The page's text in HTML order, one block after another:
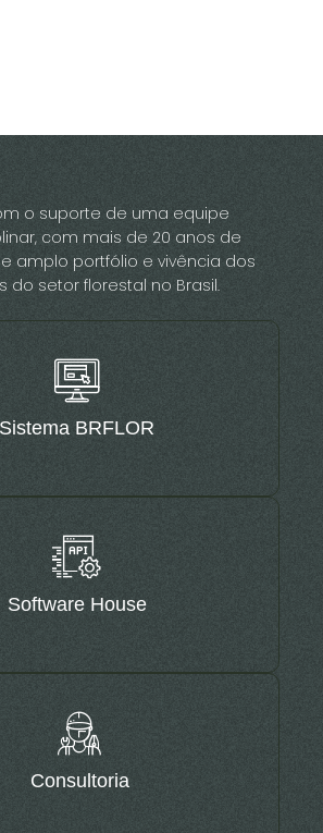
o suporte de uma equipe
com mais de 20 anos de
amplo portfólio e vivência dos
do setor florestal no Brasil.
Sistema BRFLOR
Software House
Consultoria